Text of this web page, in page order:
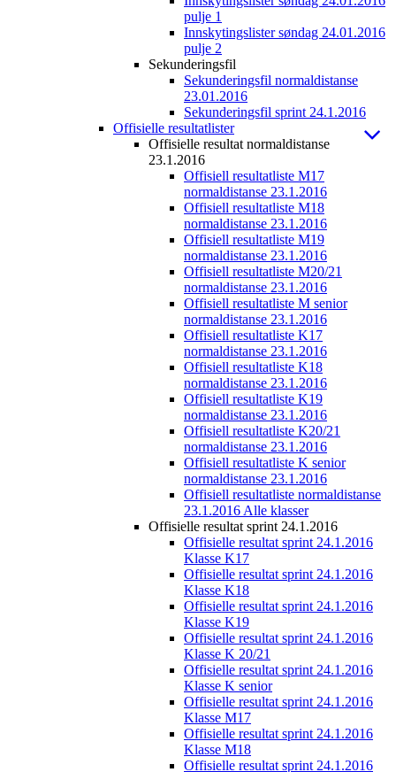
pulje 1
Innskytingslister søndag 24.01.2016
pulje 2
Sekunderingsfil
Sekunderingsfil normaldistanse
23.01.2016
Sekunderingsfil sprint 24.1.2016
Offisielle resultatlister
Offisielle resultat normaldistanse
23.1.2016
Offisiell resultatliste M17
normaldistanse 23.1.2016
Offisiell resultatliste M18
normaldistanse 23.1.2016
Offisiell resultatliste M19
normaldistanse 23.1.2016
Offisiell resultatliste M20/21
normaldistanse 23.1.2016
Offisiell resultatliste M senior
normaldistanse 23.1.2016
Offisiell resultatliste K17
normaldistanse 23.1.2016
Offisiell resultatliste K18
normaldistanse 23.1.2016
Offisiell resultatliste K19
normaldistanse 23.1.2016
Offisiell resultatliste K20/21
normaldistanse 23.1.2016
Offisiell resultatliste K senior
normaldistanse 23.1.2016
Offisiell resultatliste normaldistanse
23.1.2016 Alle klasser
Offisielle resultat sprint 24.1.2016
Offisielle resultat sprint 24.1.2016
Klasse K17
Offisielle resultat sprint 24.1.2016
Klasse K18
Offisielle resultat sprint 24.1.2016
Klasse K19
Offisielle resultat sprint 24.1.2016
Klasse K 20/21
Offisielle resultat sprint 24.1.2016
Klasse K senior
Offisielle resultat sprint 24.1.2016
Klasse M17
Offisielle resultat sprint 24.1.2016
Klasse M18
Offisielle resultat sprint 24.1.2016